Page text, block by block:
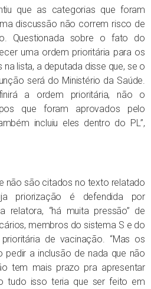
que as categorias que foram
discussão não correm risco de
Questionada sobre o fato do
uma ordem prioritária para os
lista, a deputada disse que, se o
será do Ministério da Saúde.
a ordem prioritária, não o
que foram aprovados pelo
incluiu eles dentro do PL”,
não são citados no texto relatado
priorização é defendida por
relatora, “há muita pressão” de
membros do sistema S e do
de vacinação. “Mas os
a inclusão de nada que não
tem mais prazo pra apresentar
tudo isso teria que ser feito em